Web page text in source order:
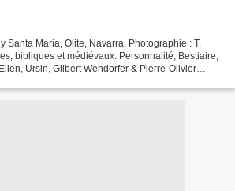
Santa Maria, Olite, Navarra. Photographie : T.
bibliques et médiévaux. Personnalité, Bestiaire,
Ursin, Gilbert Wendorfer & Pierre-Olivier